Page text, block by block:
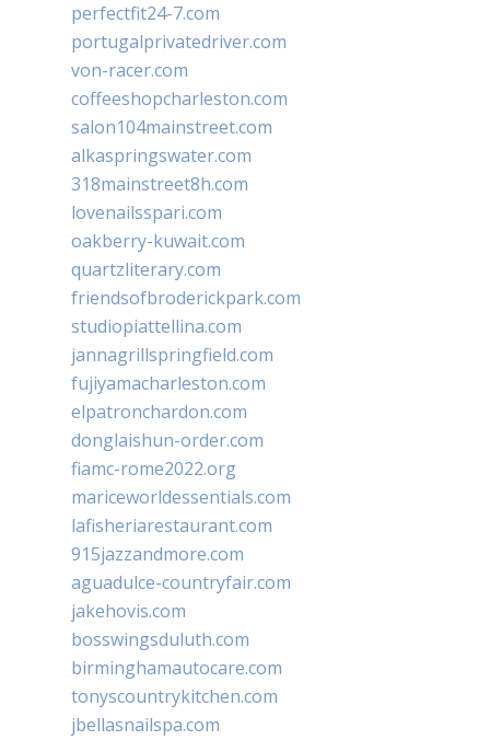
perfectfit24-7.com
portugalprivatedriver.com
von-racer.com
coffeeshopcharleston.com
salon104mainstreet.com
alkaspringswater.com
318mainstreet8h.com
lovenailsspari.com
oakberry-kuwait.com
quartzliterary.com
friendsofbroderickpark.com
studiopiattellina.com
jannagrillspringfield.com
fujiyamacharleston.com
elpatronchardon.com
donglaishun-order.com
fiamc-rome2022.org
mariceworldessentials.com
lafisheriarestaurant.com
915jazzandmore.com
aguadulce-countryfair.com
jakehovis.com
bosswingsduluth.com
birminghamautocare.com
tonyscountrykitchen.com
jbellasnailspa.com